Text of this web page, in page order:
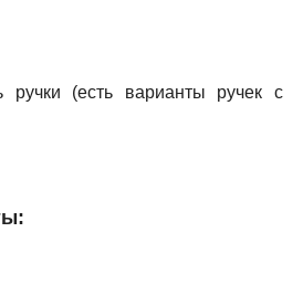
(есть варианты ручек с